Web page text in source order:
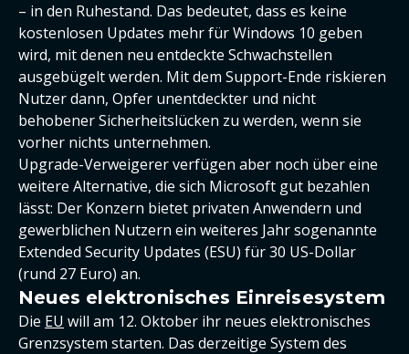
– in den Ruhestand. Das bedeutet, dass es keine
kostenlosen Updates mehr für Windows 10 geben
wird, mit denen neu entdeckte Schwachstellen
ausgebügelt werden. Mit dem Support-Ende riskieren
Nutzer dann, Opfer unentdeckter und nicht
behobener Sicherheitslücken zu werden, wenn sie
vorher nichts unternehmen.
Upgrade-Verweigerer verfügen aber noch über eine
weitere Alternative, die sich Microsoft gut bezahlen
lässt: Der Konzern bietet privaten Anwendern und
gewerblichen Nutzern ein weiteres Jahr sogenannte
Extended Security Updates (ESU) für 30 US-Dollar
(rund 27 Euro) an.
Neues elektronisches Einreisesystem
Die EU will am 12. Oktober ihr neues elektronisches
Grenzsystem starten. Das derzeitige System des